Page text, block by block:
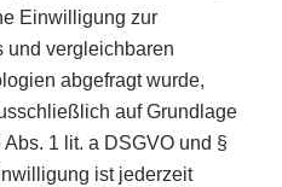
Einwilligung zur
und vergleichbaren
abgefragt wurde,
auf Grundlage
1 lit. a DSGVO und §
ist jederzeit